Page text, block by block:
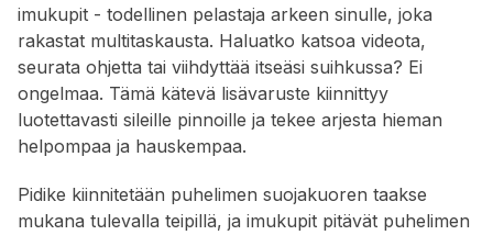
imukupit - todellinen pelastaja arkeen sinulle, joka
rakastat multitaskausta. Haluatko katsoa videota,
seurata ohjetta tai viihdyttää itseäsi suihkussa? Ei
ongelmaa. Tämä kätevä lisävaruste kiinnittyy
luotettavasti sileille pinnoille ja tekee arjesta hieman
helpompaa ja hauskempaa.
Pidike kiinnitetään puhelimen suojakuoren taakse
mukana tulevalla teipillä, ja imukupit pitävät puhelimen